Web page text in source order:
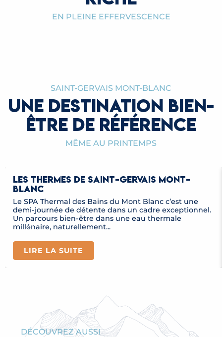
EN PLEINE EFFERVESCENCE
4 MUSÉES, 4 LIEUX D’EXPRESSION
ARTISTIQUE
SAINT-GERVAIS MONT-BLANC
UNE DESTINATION BIEN-
ÊTRE DE RÉFÉRENCE
MÊME AU PRINTEMPS
LES THERMES DE SAINT-GERVAIS MONT-
BLANC
Le SPA Thermal des Bains du Mont Blanc c’est une
demi-journée de détente dans un cadre exceptionnel.
Un parcours bien-être dans une eau thermale
millénaire, naturellement...
LIRE LA SUITE
DÉCOUVREZ AUSSI